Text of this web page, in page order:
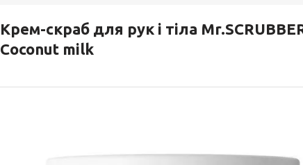
Крем-скраб для рук і тіла
Coconut milk